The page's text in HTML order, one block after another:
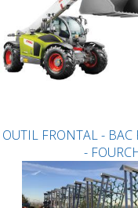
OUTIL FRONTAL - BAC
-